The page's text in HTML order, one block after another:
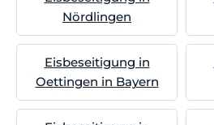
Nördlingen
Eisbeseitigung in
Oettingen in Bayern